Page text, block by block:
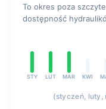
To okres poza
dostępność
STY LUT MAR KWI
(styczeń, luty,